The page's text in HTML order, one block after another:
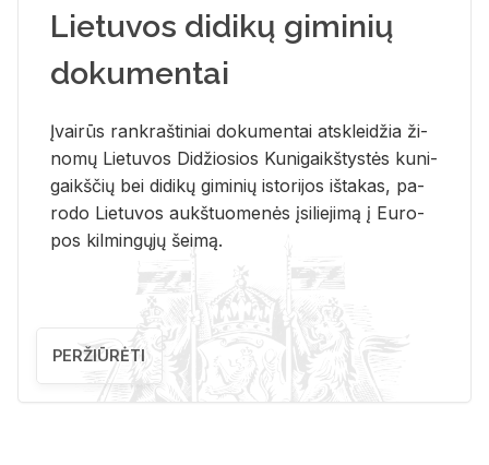
Lietuvos didikų giminių
dokumentai
Įvai­rūs rank­raš­ti­niai do­ku­men­tai at­sklei­džia ži­
no­mų Lie­tu­vos Di­džio­sios Ku­ni­gaikš­tys­tės ku­ni­
gaikš­čių bei di­di­kų gi­mi­nių is­to­ri­jos iš­ta­kas, pa­
ro­do Lie­tu­vos aukš­tuo­me­nės įsi­lie­ji­mą į Eu­ro­
pos kil­min­gų­jų šei­mą.
PERŽIŪRĖTI